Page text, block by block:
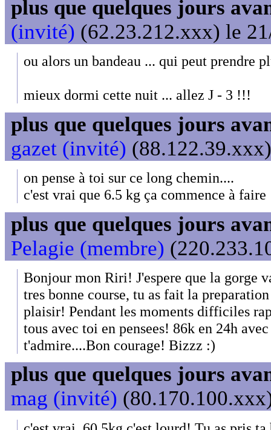
plus que quelques jours
(invité) (62.23.212.xxx) le
ou alors un bandeau ... qui peut prendre
mieux dormi cette nuit ... allez J - 3 !!!
plus que quelques jours
gazet (invité)
on pense à toi sur ce long chemin....
c'est vrai que 6.5 kg ça commence à faire
plus que quelques jours
Pelagie (membre)
Bonjour mon Riri! J'espere que la gorge
tres bonne course, tu as fait la
plaisir! Pendant les moments difficiles
tous avec toi en pensees! 86k en 24h
t'admire....Bon courage! Bizzz :)
plus que quelques jours
mag (invité)